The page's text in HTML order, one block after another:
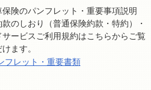
保険のパンフレット・重要事項説明
款のしおり（普通保険約款・特約）・
サービスご利用規約はこちらからご覧
ます。
フレット・重要書類